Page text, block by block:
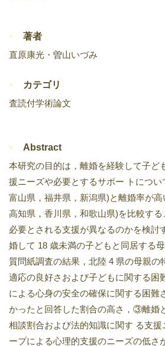
著者
直原康光・曽山いづみ
カテゴリ
査読付学術論文
Abstract
本研究の目的は，離婚を経験して子ど
援ニーズや必要とするサポー トについ
富山県，福井県，新潟県)と離婚率が高
高知県，香川県，和歌山県)を比較す
必要とされる支援が異なるのかを検討
婚して 18 歳未満の子どもと同居する
質問紙調査の結果，北陸 4 県の母親
適応の良好さおよび子どもに関する
による心身の安全の確保に関する困難
かったと回答した割合の高さ，③離婚
相談割合および法的知識に関す る支
ープによる心理的支援のニーズの低さ